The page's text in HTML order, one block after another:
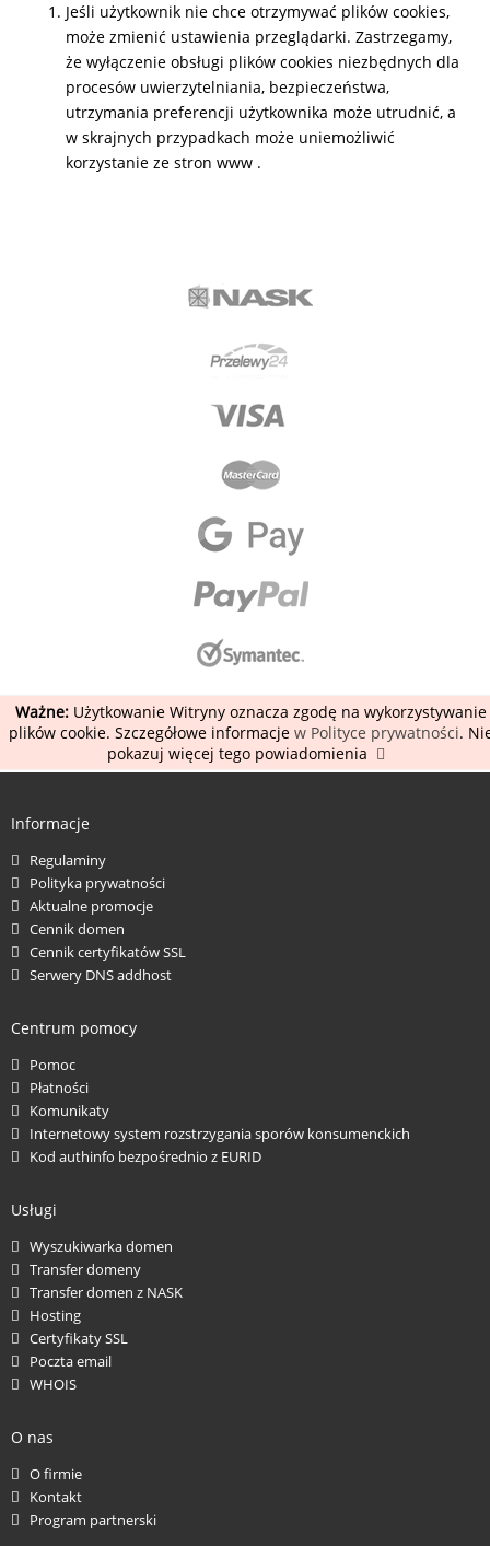
Jeśli użytkownik nie chce otrzymywać plików cookies,
może zmienić ustawienia przeglądarki. Zastrzegamy,
że wyłączenie obsługi plików cookies niezbędnych dla
procesów uwierzytelniania, bezpieczeństwa,
utrzymania preferencji użytkownika może utrudnić, a
w skrajnych przypadkach może uniemożliwić
korzystanie ze stron www .
Ważne:Użytkowanie Witryny oznacza zgodę na wykorzystywanie
plików cookie. Szczegółowe informacje w Polityce prywatności.
pokazuj więcej tego powiadomienia
Informacje
Regulaminy
Polityka prywatności
Aktualne promocje
Cennik domen
Cennik certyfikatów SSL
Serwery DNS addhost
Centrum pomocy
Pomoc
Płatności
Komunikaty
Internetowy system rozstrzygania sporów konsumenckich
Kod authinfo bezpośrednio z EURID
Usługi
Wyszukiwarka domen
Transfer domeny
Transfer domen z NASK
Hosting
Certyfikaty SSL
Poczta email
WHOIS
O nas
O firmie
Kontakt
Program partnerski